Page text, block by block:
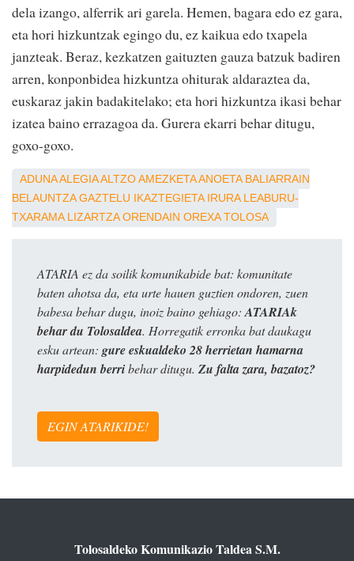
dela izango, alferrik ari garela. Hemen, bagara edo ez gara,
eta hori hizkuntzak egingo du, ez kaikua edo txapela
janzteak. Beraz, kezkatzen gaituzten gauza batzuk badiren
arren, konponbidea hizkuntza ohiturak aldaraztea da,
euskaraz jakin badakitelako; eta hori hizkuntza ikasi behar
izatea baino errazagoa da. Gurera ekarri behar ditugu,
goxo-goxo.
ADUNAALEGIAALTZOAMEZKETAANOETA BALIARRAIN
BELAUNTZA GAZTELU IKAZTEGIETA IRURA LEABURU-
TXARAMA LIZARTZA ORENDAIN OREXA TOLOSA
ATARIA ez da soilik komunikabide bat: komunitate
baten ahotsa da, eta urte hauen guztien ondoren, zuen
babesa behar dugu, inoiz baino gehiago: ATARIAk
behar du Tolosaldea. Horregatik erronka bat daukagu
esku artean: gure eskualdeko 28 herrietan hamarna
harpidedun berribehar ditugu. Zu falta zara, bazatoz?
EGIN ATARIKIDE!
Tolosaldeko Komunikazio Taldea S.M.